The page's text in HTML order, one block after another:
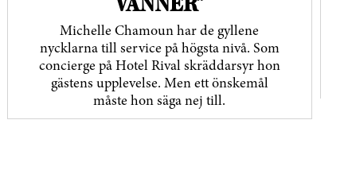
Michelle Chamoun har de gyllene
nycklarna till service på högsta nivå. Som
concierge på Hotel Rival skräddarsyr hon
gästens upp­levelse. Men ett önskemål
måste hon säga nej till.